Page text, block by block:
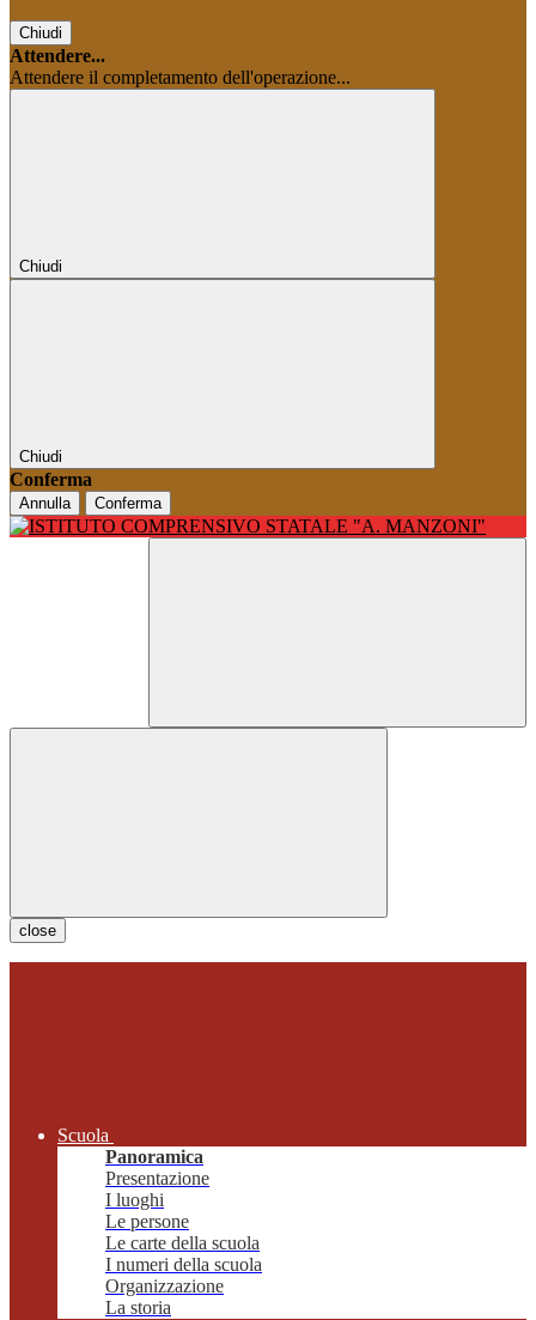
Chiudi
Attendere...
Attendere il completamento dell'operazione...
Chiudi
Chiudi
Conferma
Annulla Conferma
close
Scuola
Panoramica
Presentazione
I luoghi
Le persone
Le carte della scuola
I numeri della scuola
Organizzazione
La storia